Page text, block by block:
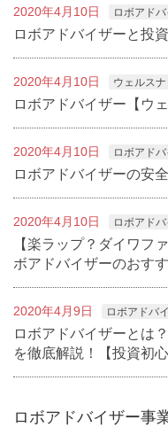
2020年4月10日 ロボアド
ロボアドバイザーと投
2020年4月10日 ウェルス
ロボアドバイザー【ウ
2020年4月10日 ロボアド
ロボアドバイザーの安
2020年4月10日 ロボアド
【楽ラップ？ダイワフ
ボアドバイザーのおす
2020年4月9日 ロボアドバ
ロボアドバイザーとは
を徹底解説！【投資初心
ロボアドバイザー事